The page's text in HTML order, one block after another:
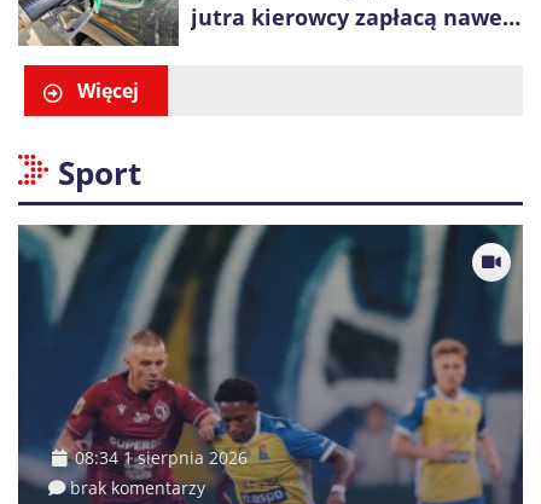
jutra kierowcy zapłacą nawet
Więcej
Sport
08:34 1 sierpnia 2026
brak komentarzy